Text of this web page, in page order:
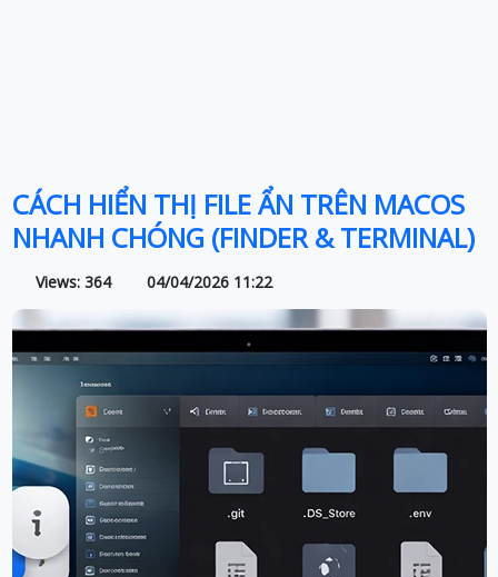
CÁCH HIỂN THỊ FILE ẨN TRÊN MACOS
NHANH CHÓNG (FINDER & TERMINAL)
Views: 364 04/04/2026 11:22